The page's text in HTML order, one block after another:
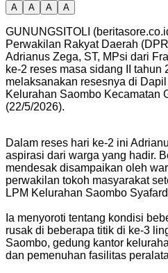
A A A A
GUNUNGSITOLI
Perwakilan Rakyat Daerah
Adrianus Zega, ST, MPsi dari
ke-2 reses masa sidang II tahun
melaksanakan resesnya di
Kelurahan Saombo Kecamatan
(22/5/2026).
Dalam reses hari ke-2 ini
aspirasi dari warga yang hadir.
mendesak disampaikan oleh
perwakilan tokoh masyarakat
LPM Kelurahan Saombo
Ia menyoroti tentang kondisi
rusak di beberapa titik di ke-3
Saombo, gedung kantor
dan pemenuhan fasilitas